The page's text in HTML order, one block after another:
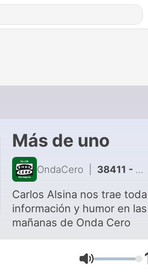
Más de uno
OndaCero 38411 - Querido Boomer: El ASMR
Carlos Alsina nos trae
información y humor en las
mañanas de Onda Cero
Volum